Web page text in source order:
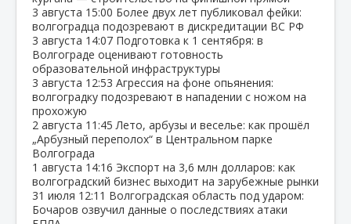
3 августа 15:00 Более двух лет публиковал фейки:
волгоградца подозревают в дискредитации ВС РФ
3 августа 14:07 Подготовка к 1 сентября: в
Волгограде оценивают готовность
образовательной инфраструктуры
3 августа 12:53 Агрессия на фоне опьянения:
волгоградку подозревают в нападении с ножом на
прохожую
2 августа 11:45 Лето, арбузы и веселье: как прошёл
„Арбузный переполох“ в Центральном парке
Волгограда
1 августа 14:16 Экспорт на 3,6 млн долларов: как
волгоградский бизнес выходит на зарубежные рынки
31 июля 12:11 Волгоградская область под ударом:
Бочаров озвучил данные о последствиях атаки